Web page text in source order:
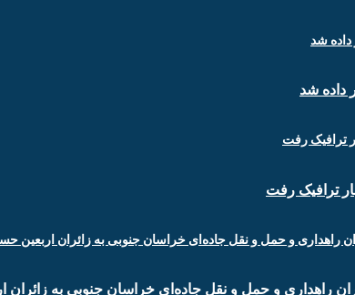
داده شد
ترافیک رفت
راهداری و حمل و نقل جاده‌ای خراسان جنوبی به